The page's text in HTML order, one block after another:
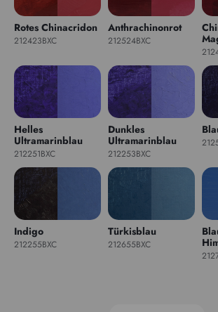
Rotes Chinacridon
212423BXC
Anthrachinonrot
212524BXC
Helles
Ultramarinblau
212251BXC
Dunkles
Ultramarinblau
212253BXC
Indigo
212255BXC
Türkisblau
212655BXC